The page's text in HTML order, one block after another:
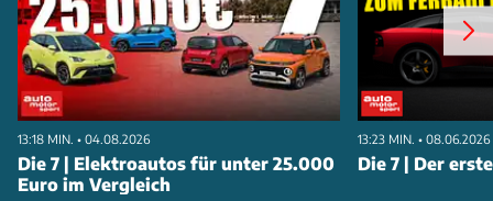
13:18 MIN. • 04.08.2026
Die 7 | Elektroautos für unter 25.000
Euro im Vergleich
13:23 MIN. • 08.06.2026
Die 7 | Der